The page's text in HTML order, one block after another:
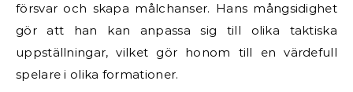
försvar och skapa målchanser. Hans mångsidighet
gör att han kan anpassa sig till olika taktiska
uppställningar, vilket gör honom till en värdefull
spelare i olika formationer.